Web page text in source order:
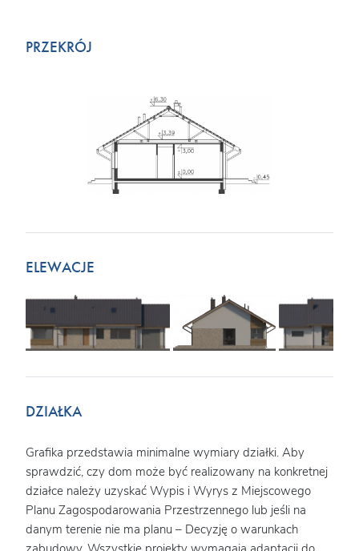
PRZEKRÓJ
ELEWACJE
DZIAŁKA
Grafika przedstawia minimalne wymiary działki. Aby
sprawdzić, czy dom może być realizowany na konkretnej
działce należy uzyskać Wypis i Wyrys z Miejscowego
Planu Zagospodarowania Przestrzennego lub jeśli na
danym terenie nie ma planu – Decyzję o warunkach